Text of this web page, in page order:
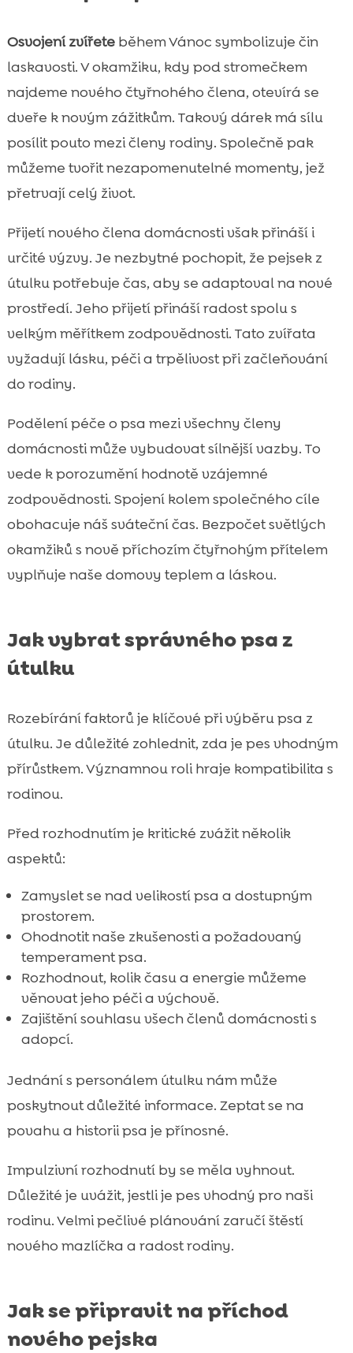
Osvojení zvířeteběhem Vánoc symbolizuje čin
laskavosti. V okamžiku, kdy pod stromečkem
najdeme nového čtyřnohého člena, otevírá se
dveře k novým zážitkům. Takový dárek má sílu
posílit pouto mezi členy rodiny. Společně pak
můžeme tvořit nezapomenutelné momenty, jež
přetrvají celý život.
Přijetí nového člena domácnosti však přináší i
určité výzvy. Je nezbytné pochopit, že pejsek z
útulku potřebuje čas, aby se adaptoval na nové
prostředí. Jeho přijetí přináší radost spolu s
velkým měřítkem zodpovědnosti. Tato zvířata
vyžadují lásku, péči a trpělivost při začleňování
do rodiny.
Podělení péče o psa mezi všechny členy
domácnosti může vybudovat sílnější vazby. To
vede k porozumění hodnotě vzájemné
zodpovědnosti. Spojení kolem společného cíle
obohacuje náš sváteční čas. Bezpočet světlých
okamžiků s nově příchozím čtyřnohým přítelem
vyplňuje naše domovy teplem a láskou.
Jak vybrat správného psa z
útulku
Rozebírání faktorů je klíčové při výběru psa z
útulku. Je důležité zohlednit, zda je pes vhodným
přírůstkem. Významnou roli hraje kompatibilita s
rodinou.
Před rozhodnutím je kritické zvážit několik
aspektů:
Zamyslet se nad velikostí psa a dostupným
prostorem.
Ohodnotit naše zkušenosti a požadovaný
temperament psa.
Rozhodnout, kolik času a energie můžeme
věnovat jeho péči a výchově.
Zajištění souhlasu všech členů domácnosti s
adopcí.
Jednání s personálem útulku nám může
poskytnout důležité informace. Zeptat se na
povahu a historii psa je přínosné.
Impulzivní rozhodnutí by se měla vyhnout.
Důležité je uvážit, jestli je pes vhodný pro naši
rodinu. Velmi pečlivé plánování zaručí štěstí
nového mazlíčka a radost rodiny.
Jak se připravit na příchod
nového pejska